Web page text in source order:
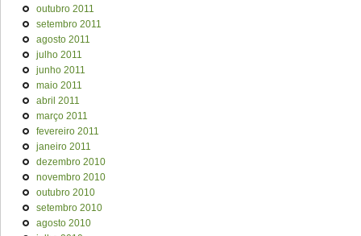
outubro 2011
setembro 2011
agosto 2011
julho 2011
junho 2011
maio 2011
abril 2011
março 2011
fevereiro 2011
janeiro 2011
dezembro 2010
novembro 2010
outubro 2010
setembro 2010
agosto 2010